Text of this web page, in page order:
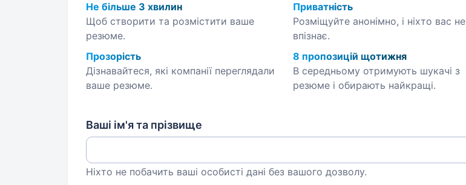
Не більше 3 хвилин
Щоб створити та розмістити ваше
резюме.
Приватність
Розміщуйте анонімно, і ніхто вас не
впізнає.
Прозорість
Дізнавайтеся, які компанії переглядали
ваше резюме.
8 пропозицій щотижня
В середньому отримують шукачі з
резюме і обирають найкращі.
Ваші ім'я та прізвище
Ніхто не побачить ваші особисті дані без вашого дозволу.